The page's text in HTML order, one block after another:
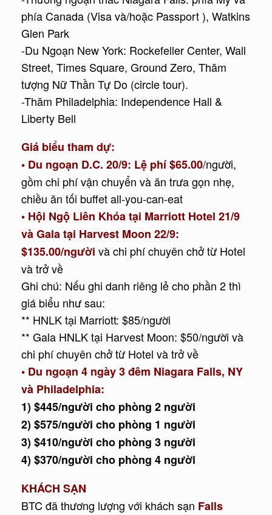
phía Canada (Visa và/hoặc Passport ), Watkins
Glen Park
-Du Ngoạn New York: Rockefeller Center, Wall
Street, Times Square, Ground Zero, Thăm
tượng Nữ Thần Tự Do (circle tour).
-Thăm Philadelphia: Independence Hall &
Liberty Bell
Giá biểu tham dự:
• Du ngoạn D.C. 20/9: Lệ phí $65.00/người,
gồm chi phí vận chuyển và ăn trưa gọn nhẹ,
chiều ăn tối buffet all-you-can-eat
• Hội Ngộ Liên Khóa tại Marriott Hotel 21/9
và Gala tại Harvest Moon 22/9:
$135.00/người và chi phí chuyên chở từ Hotel
và trở về
Ghi chú: Nếu ghi danh riêng lẻ cho phần 2 thì
giá biểu như sau:
** HNLK tại Marriott: $85/người
** Gala HNLK tại Harvest Moon: $50/người và
chi phí chuyên chở từ Hotel và trở về
• Du ngoạn 4 ngày 3 đêm Niagara Falls, NY
và Philadelphia:
1) $445/người cho phòng 2 người
2) $575/người cho phòng 1 người
3) $410/người cho phòng 3 người
4) $370/người cho phòng 4 người
KHÁCH SẠN
BTC đã thương lượng với khách sạn Falls